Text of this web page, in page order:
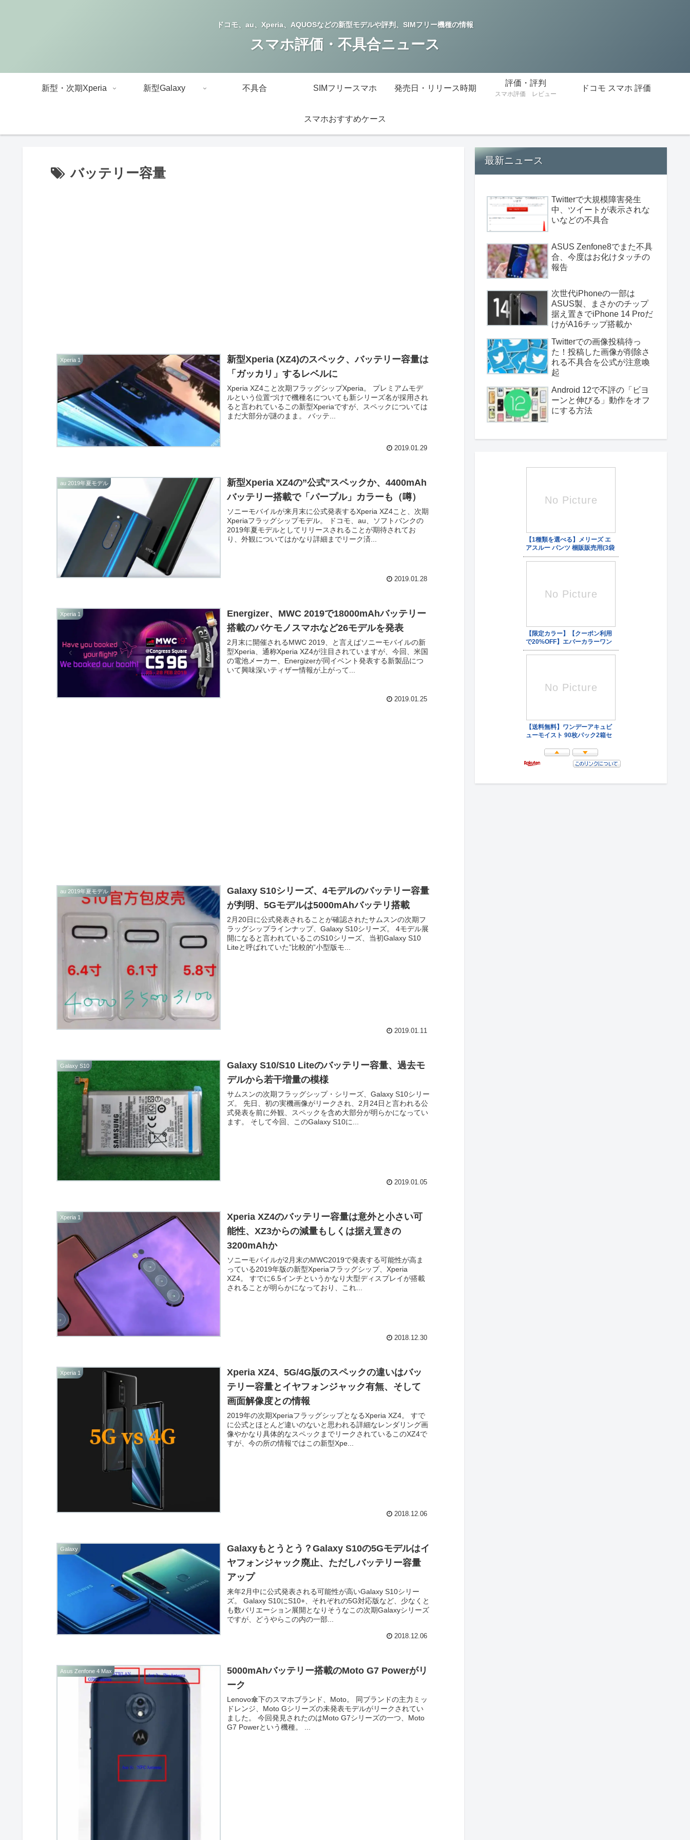
ドコモ、au、Xperia、AQUOSなどの新型モデルや評判、SIMフリー機種の情報
スマホ評価・不具合ニュース
新型・次期Xperia 新型Galaxy 不具合 SIMフリースマホ 発売日・リリース時期
評価・評判
スマホ評価 レビュー
ドコモ スマホ 評価
スマホおすすめケース
バッテリー容量
Xperia 1
新型Xperia (XZ4)のスペック、バッテリー容量は
「ガッカリ」するレベルに
Xperia XZ4こと次期フラッグシップXperia。 プレミアムモデ
ルという位置づけで機種名についても新シリーズ名が採用され
ると言われているこの新型Xperiaですが、スペックについては
まだ大部分が謎のまま。 バッテ...
2019.01.29
au 2019年夏モデル
新型Xperia XZ4の”公式”スペックか、4400mAh
バッテリー搭載で「パープル」カラーも（噂）
ソニーモバイルが来月末に公式発表するXperia XZ4こと、次期
Xperiaフラッグシップモデル。 ドコモ、au、ソフトバンクの
2019年夏モデルとしてリリースされることが期待されてお
り、外観についてはかなり詳細までリーク済...
2019.01.28
Xperia 1
Energizer、MWC 2019で18000mAhバッテリー
搭載のバケモノスマホなど26モデルを発表
2月末に開催されるMWC 2019、と言えばソニーモバイルの新
型Xperia、通称Xperia XZ4が注目されていますが、今回、米国
の電池メーカー、Energizerが同イベント発表する新製品につ
いて興味深いティザー情報が上がって...
2019.01.25
au 2019年夏モデル
Galaxy S10シリーズ、4モデルのバッテリー容量
が判明、5Gモデルは5000mAhバッテリ搭載
2月20日に公式発表されることが確認されたサムスンの次期フ
ラッグシップラインナップ、Galaxy S10シリーズ。 4モデル展
開になると言われているこのS10シリーズ、当初Galaxy S10
Liteと呼ばれていた”比較的”小型版モ...
2019.01.11
Galaxy S10
Galaxy S10/S10 Liteのバッテリー容量、過去モ
デルから若干増量の模様
サムスンの次期フラッグシップ・シリーズ、Galaxy S10シリー
ズ。 先日、初の実機画像がリークされ、2月24日と言われる公
式発表を前に外観、スペックを含め大部分が明らかになってい
ます。 そして今回、このGalaxy S10に...
2019.01.05
Xperia 1
Xperia XZ4のバッテリー容量は意外と小さい可
能性、XZ3からの減量もしくは据え置きの
3200mAhか
ソニーモバイルが2月末のMWC2019で発表する可能性が高ま
っている2019年版の新型Xperiaフラッグシップ、Xperia
XZ4。 すでに6.5インチというかなり大型ディスプレイが搭載
されることが明らかになっており、これ...
2018.12.30
Xperia 1
Xperia XZ4、5G/4G版のスペックの違いはバッ
テリー容量とイヤフォンジャック有無、そして
画面解像度との情報
2019年の次期XperiaフラッグシップとなるXperia XZ4。 すで
に公式とほとんど違いのないと思われる詳細なレンダリング画
像やかなり具体的なスペックまでリークされているこのXZ4で
すが、今の所の情報ではこの新型Xpe...
2018.12.06
Galaxy
Galaxyもとうとう？Galaxy S10の5Gモデルはイ
ヤフォンジャック廃止、ただしバッテリー容量
アップ
来年2月中に公式発表される可能性が高いGalaxy S10シリー
ズ。 Galaxy S10にS10+、それぞれの5G対応版など、少なくと
も数バリエーション展開となりそうなこの次期Galaxyシリーズ
ですが、どうやらこの内の一部...
2018.12.06
Asus Zenfone 4 Max
5000mAhバッテリー搭載のMoto G7 Powerがリ
ーク
Lenovo傘下のスマホブランド、Moto。 同ブランドの主力ミッ
ドレンジ、Moto Gシリーズの未発表モデルがリークされてい
ました。 今回発見されたのはMoto G7シリーズの一つ、Moto
G7 Powerという機種。 ...
最新ニュース
Twitterで大規模障害発生
中、ツイートが表示されな
いなどの不具合
ASUS Zenfone8でまた不具
合、今度はお化けタッチの
報告
次世代iPhoneの一部は
ASUS製、まさかのチップ
据え置きでiPhone 14 Proだ
けがA16チップ搭載か
Twitterでの画像投稿待っ
た！投稿した画像が削除さ
れる不具合を公式が注意喚
起
Android 12で不評の「ビヨ
ーンと伸びる」動作をオフ
にする方法